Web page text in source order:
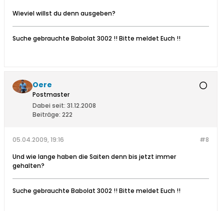
Wieviel willst du denn ausgeben?
Suche gebrauchte Babolat 3002 !! Bitte meldet Euch !!
Oere
Postmaster
Dabei seit: 31.12.2008
Beiträge: 222
#8
05.04.2009, 19:16
Und wie lange haben die Saiten denn bis jetzt immer
gehalten?
Suche gebrauchte Babolat 3002 !! Bitte meldet Euch !!